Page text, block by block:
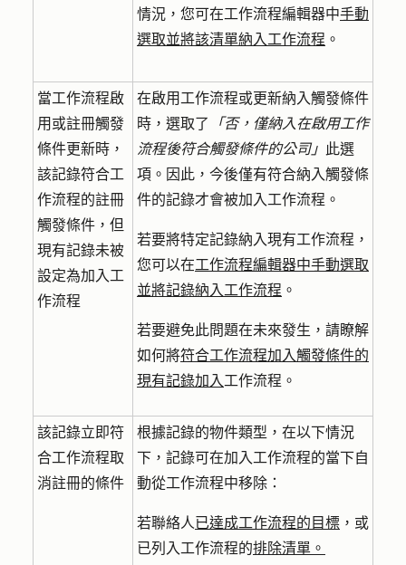
情況，您可在工作流程編輯器中手動
選取並將該清單納入工作流程 。
當工作流程啟
用或註冊觸發
條件更新時，
該記錄符合工
作流程的註冊
觸發條件，但
現有記錄未被
設定為加入工
作流程
在啟用工作流程或更新納入觸發條件
時，選取了
「否，僅納入在啟用工作
流程後符合觸發條件的公司」 此選
項。因此，今後僅有符合納入觸發條
件的記錄才會被加入工作流程。
若要將特定記錄納入現有工作流程，
您可以在工作流程編輯器中手動選取
並將記錄納入工作流程 。
若要避免此問題在未來發生，請瞭解
如何將符合工作流程加入觸發條件的
現有記錄加入 工作流程。
該記錄立即符
合工作流程取
消註冊的條件
根據記錄的物件類型，在以下情況
下，記錄可在加入工作流程的當下自
動從工作流程中移除：
若聯絡人 已達成工作流程的目標 ，或
已列入工作流程的排除清單。